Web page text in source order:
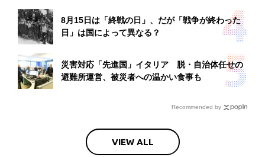
8月15日は「終戦の日」、だが「戦争が終わった
日」は国によって異なる？
災害対応「先進国」イタリア 脱・自治体任せの
避難所運営、被災者への温かい食事も
Recommended by
VIEW ALL